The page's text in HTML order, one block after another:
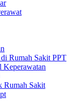
Rumah Sakit PPT
Keperawatan
Rumah Sakit